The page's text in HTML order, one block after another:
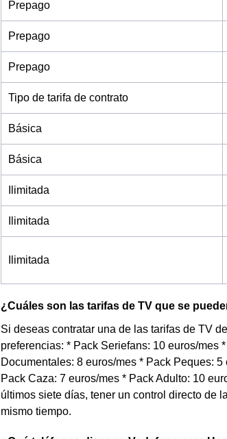
Prepago
Prepago
Prepago
Tipo de tarifa de contrato
Básica
Básica
Ilimitada
Ilimitada
Ilimitada
¿Cuáles son las tarifas de TV que se
Si deseas contratar una de las tarifas de TV
preferencias: * Pack Seriefans: 10 euros/mes
Documentales: 8 euros/mes * Pack Peques:
Pack Caza: 7 euros/mes * Pack Adulto: 10
últimos siete días, tener un control directo de
mismo tiempo.